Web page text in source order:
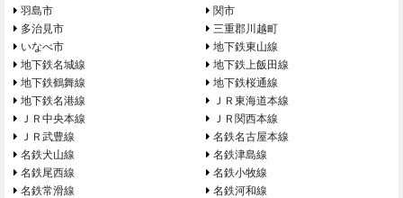
羽島市
関市
多治見市
三重郡川越町
いなべ市
地下鉄東山線
地下鉄名城線
地下鉄上飯田線
地下鉄鶴舞線
地下鉄桜通線
地下鉄名港線
ＪＲ東海道本線
ＪＲ中央本線
ＪＲ関西本線
ＪＲ武豊線
名鉄名古屋本線
名鉄犬山線
名鉄津島線
名鉄尾西線
名鉄小牧線
名鉄常滑線
名鉄河和線